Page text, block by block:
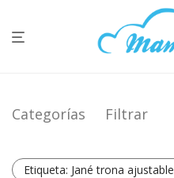
Categorías Filtrar
Etiqueta: Jané trona ajustable